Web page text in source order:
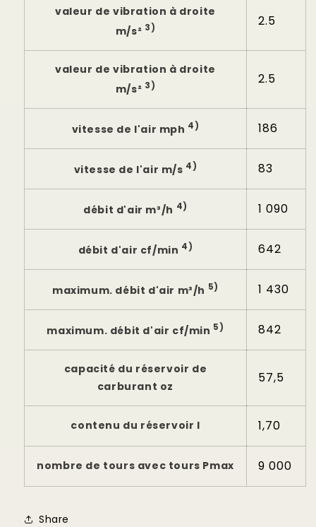
valeur de vibration à droite
m/s² 3) 2.5
valeur de vibration à droite
m/s² 3) 2.5
vitesse de l'air mph 4) 186
vitesse de l'air m/s 4) 83
débit d'air m³/h 4) 1 090
débit d'air cf/min 4) 642
maximum. débit d'air m³/h 5) 1 430
maximum. débit d'air cf/min 5) 842
capacité du réservoir de
carburant oz
57,5
contenu du réservoir l 1,70
nombre de tours avec tours Pmax 9 000
Share